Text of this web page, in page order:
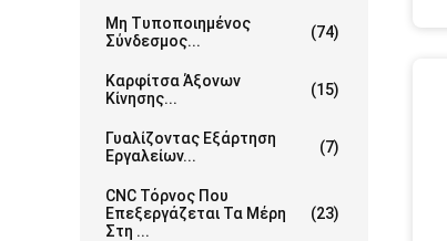
Μη Τυποποιημένος
Σύνδεσμος...
(74)
Καρφίτσα Άξονων
Κίνησης...
(15)
Γυαλίζοντας Εξάρτηση
Εργαλείων...
(7)
CNC Τόρνος Που
Επεξεργάζεται Τα Μέρη
Στη ...
(23)